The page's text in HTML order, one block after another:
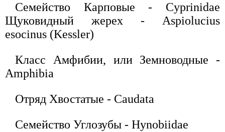
Семейство Карповые - Cyprinidae
Щуковидный жерех - Aspiolucius
esocinus (Kessler)
Класс Амфибии, или Земноводные -
Amphibia
Отряд Хвостатые - Caudata
Семейство Углозубы - Hynobiidae